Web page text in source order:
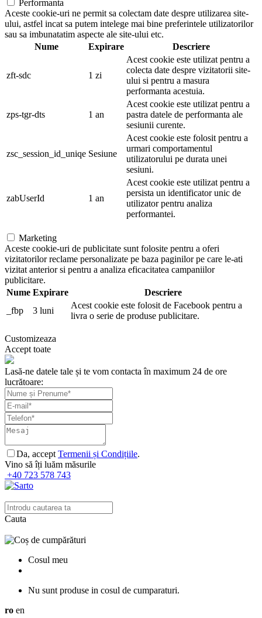
Performanta
Aceste cookie-uri ne permit sa colectam date despre utilizarea site-
ului, astfel incat sa putem intelege mai bine preferintele utilizatorilor
sau sa imbunatatim aspecte ale site-ului etc.
Nume
Expirare Descriere
zft-sdc 1 zi
Acest cookie este utilizat pentru a
colecta date despre vizitatorii site-
ului si pentru a masura
performanta acestuia.
zps-tgr-dts 1 an
Acest cookie este utilizat pentru a
pastra datele de performanta ale
sesiunii curente.
zsc_session_id_uniqe Sesiune
Acest cookie este folosit pentru a
urmari comportamentul
utilizatorului pe durata unei
sesiuni.
zabUserId 1 an
Acest cookie este utilizat pentru a
persista un identificator unic de
utilizator pentru analiza
performantei.
Marketing
Aceste cookie-uri de publicitate sunt folosite pentru a oferi
vizitatorilor reclame personalizate pe baza paginilor pe care le-ati
vizitat anterior si pentru a analiza eficacitatea campaniilor
publicitare.
Nume Expirare
Descriere
_fbp
3 luni
Acest cookie este folosit de Facebook pentru a
livra o serie de produse publicitare.
Customizeaza
Accept toate
Lasă-ne datele tale și te vom contacta în maximum 24 de ore
lucrătoare:
Da, accept Termenii și Condițiile.
Vino să îți luăm măsurile
+40 723 578 743
Cauta
Cosul meu
Nu sunt produse in cosul de cumparaturi.
ro en